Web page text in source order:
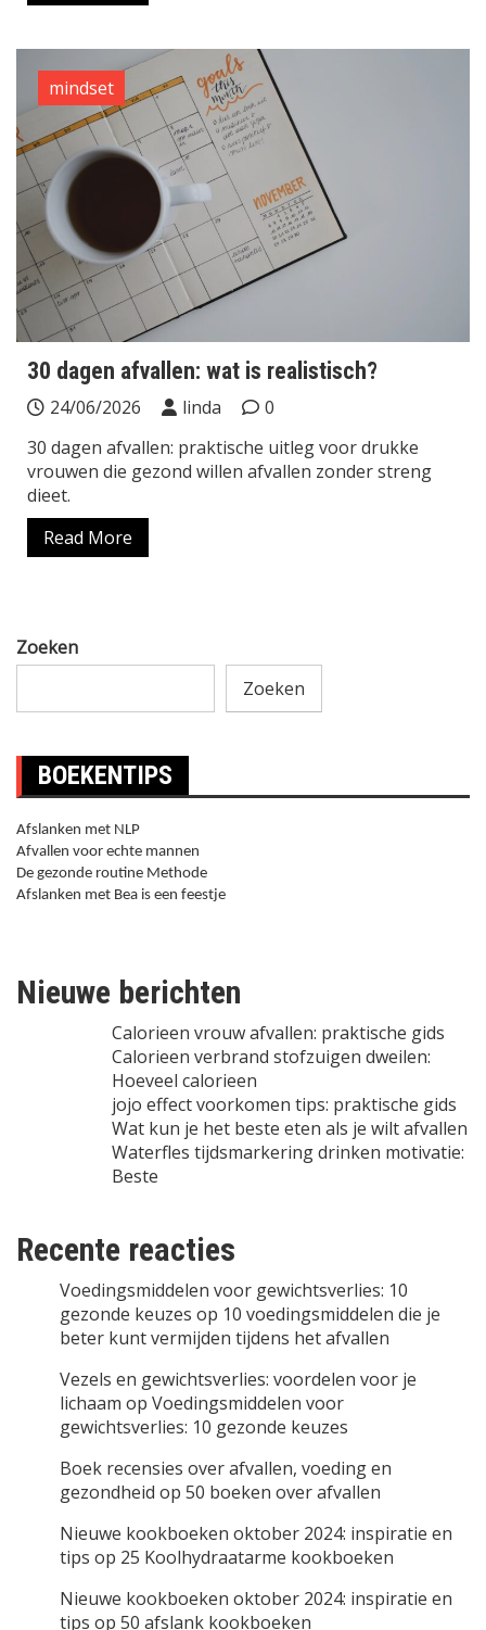
mindset
30 dagen afvallen: wat is realistisch?
24/06/2026 linda
0
30 dagen afvallen: praktische uitleg voor drukke
vrouwen die gezond willen afvallen zonder streng
dieet.
Read More
Zoeken
Zoeken
BOEKENTIPS
Afslanken met NLP
Afvallen voor echte mannen
De gezonde routine Methode
Afslanken met Bea is een feestje
Nieuwe berichten
Calorieen vrouw afvallen: praktische gids
Calorieen verbrand stofzuigen dweilen:
Hoeveel calorieen
jojo effect voorkomen tips: praktische gids
Wat kun je het beste eten als je wilt afvallen
Waterfles tijdsmarkering drinken motivatie:
Beste
Recente reacties
Voedingsmiddelen voor gewichtsverlies: 10
gezonde keuzes op 10 voedingsmiddelen die je
beter kunt vermijden tijdens het afvallen
Vezels en gewichtsverlies: voordelen voor je
lichaam op Voedingsmiddelen voor
gewichtsverlies: 10 gezonde keuzes
Boek recensies over afvallen, voeding en
gezondheid op 50 boeken over afvallen
Nieuwe kookboeken oktober 2024: inspiratie en
tips op 25 Koolhydraatarme kookboeken
Nieuwe kookboeken oktober 2024: inspiratie en
tips op 50 afslank kookboeken